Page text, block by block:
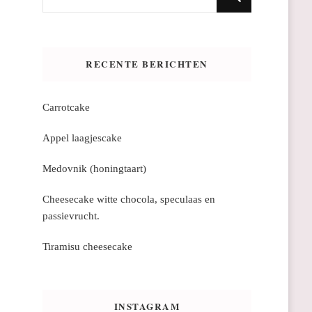
RECENTE BERICHTEN
Carrotcake
Appel laagjescake
Medovnik (honingtaart)
Cheesecake witte chocola, speculaas en
passievrucht.
Tiramisu cheesecake
INSTAGRAM